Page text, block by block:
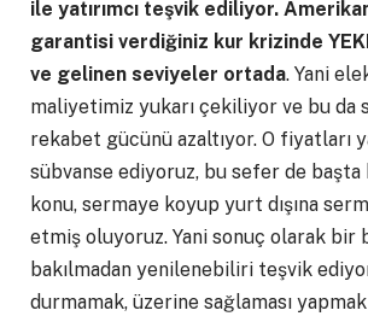
ile yatırımcı teşvik ediliyor.
garantisi verdiğiniz kur krizinde
ve gelinen seviyeler ortada. Yani
maliyetimiz yukarı çekiliyor ve bu da
rekabet gücünü azaltıyor. O fiyatları
sübvanse ediyoruz, bu sefer de
konu, sermaye koyup yurt dışına
etmiş oluyoruz. Yani sonuç olarak bir
bakılmadan yenilenebiliri teşvik
durmamak, üzerine sağlaması